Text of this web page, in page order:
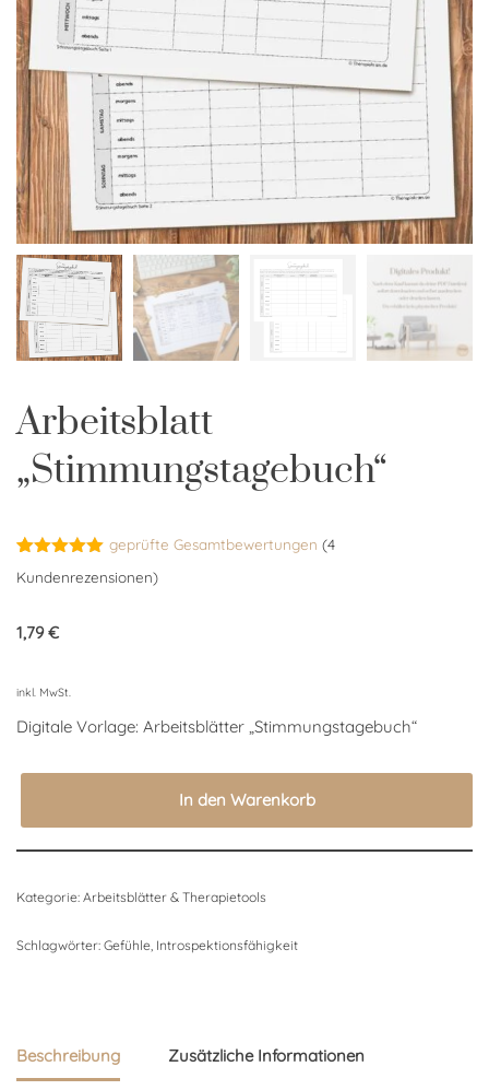
Arbeitsblatt
„Stimmungstagebuch“
Bewertet
mit5.00
auf
4
geprüfte Gesamtbewertungen (4
Kundenrezensionen)
1,79€
inkl. MwSt.
Digitale Vorlage: Arbeitsblätter „Stimmungstagebuch“
In den Warenkorb
Kategorie: Arbeitsblätter & Therapietools
Schlagwörter: Gefühle Introspektionsfähigkeit
Beschreibung Zusätzliche Informationen